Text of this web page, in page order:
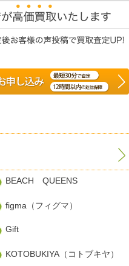
BEACH QUEENS
figma（フィグマ）
Gift
KOTOBUKIYA（コトブキヤ）